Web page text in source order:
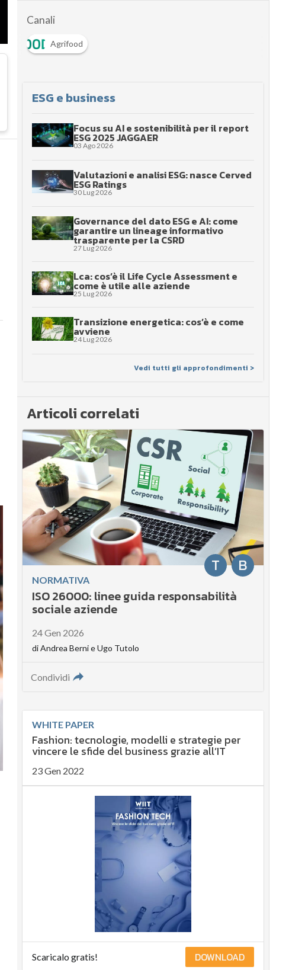
Canali
Agrifood
ESG e business
Focus su AI e sostenibilità per il report
ESG 2025 JAGGAER
03 Ago 2026
Valutazioni e analisi ESG: nasce Cerved
ESG Ratings
30 Lug 2026
Governance del dato ESG e AI: come
garantire un lineage informativo
trasparente per la CSRD
27 Lug 2026
Lca: cos’è il Life Cycle Assessment e
come è utile alle aziende
25 Lug 2026
Transizione energetica: cos’è e come
avviene
24 Lug 2026
Vedi tutti gli approfondimenti >
Articoli correlati
B
T
NORMATIVA
ISO 26000: linee guida responsabilità
sociale aziende
24 Gen 2026
diAndrea BernieUgo Tutolo
Condividi
WHITE PAPER
Fashion: tecnologie, modelli e strategie per
vincere le sfide del business grazie all’IT
23 Gen 2022
Scaricalo gratis! DOWNLOAD